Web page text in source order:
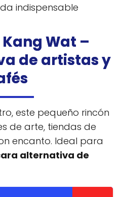
indispensable
Kang Wat –
de artistas y
este pequeño rincón
de arte, tiendas de
encanto. Ideal para
alternativa de